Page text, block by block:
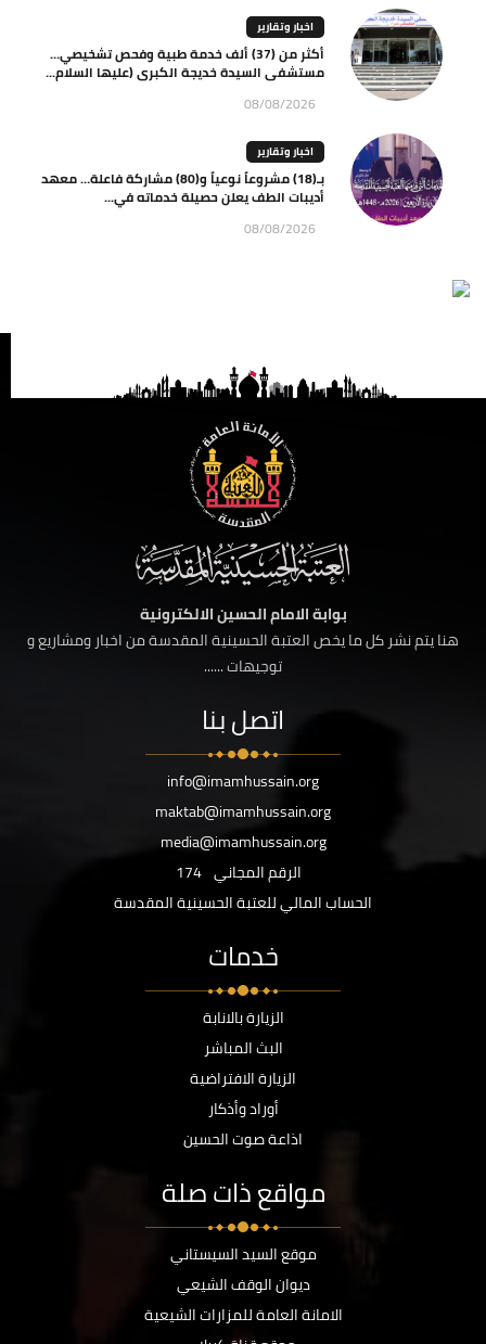
اخبار وتقارير
أكثر من (37) ألف خدمة طبية وفحص تشخيصي…
مستشفى السيدة خديجة الكبرى (عليها السلام...
08/08/2026
اخبار وتقارير
بـ(18) مشروعاً نوعياً و(80) مشاركة فاعلة… معهد
أديبات الطف يعلن حصيلة خدماته في...
08/08/2026
بوابة الامام الحسين الالكترونية
هنا يتم نشر كل ما يخص العتبة الحسينية المقدسة من اخبار ومشاريع و
توجيهات ......
اتصل بنا
info@imamhussain.org
maktab@imamhussain.org
media@imamhussain.org
الرقم المجاني 174
الحساب المالي للعتبة الحسينية المقدسة
خدمات
الزيارة بالانابة
البث المباشر
الزيارة الافتراضية
أوراد وأذكار
اذاعة صوت الحسين
مواقع ذات صلة
موقع السيد السيستاني
ديوان الوقف الشيعي
الامانة العامة للمزارات الشيعية